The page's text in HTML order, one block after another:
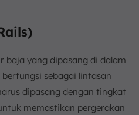
baja yang dipasang di dalam
sebagai lintasan
dipasang dengan tingkat
memastikan pergerakan